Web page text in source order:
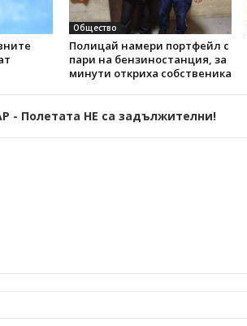
Общество
Полицай намери портфейл с
пари на бензиностанция, за
минути откриха собственика
- Полетата НЕ са задължителни!